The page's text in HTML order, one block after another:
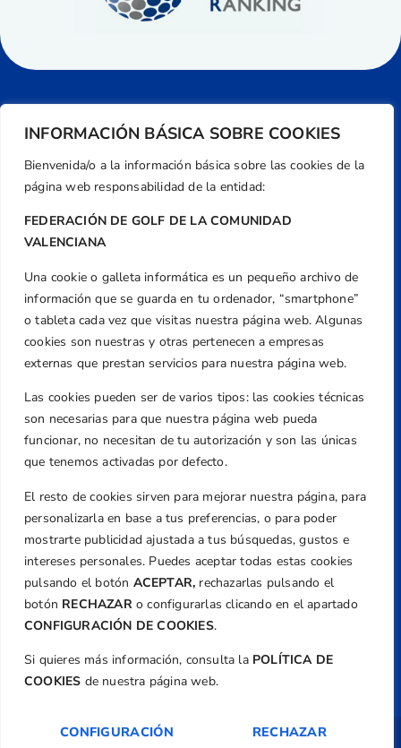
INFORMACIÓN BÁSICA SOBRE COOKIES
Bienvenida/o a la información básica sobre las cookies de la
página web responsabilidad de la entidad:
FEDERACIÓN DE GOLF DE LA COMUNIDAD
VALENCIANA
Una cookie o galleta informática es un pequeño archivo de
información que se guarda en tu ordenador, “smartphone”
o tableta cada vez que visitas nuestra página web. Algunas
cookies son nuestras y otras pertenecen a empresas
externas que prestan servicios para nuestra página web.
Las cookies pueden ser de varios tipos: las cookies técnicas
son necesarias para que nuestra página web pueda
funcionar, no necesitan de tu autorización y son las únicas
que tenemos activadas por defecto.
El resto de cookies sirven para mejorar nuestra página, para
personalizarla en base a tus preferencias, o para poder
mostrarte publicidad ajustada a tus búsquedas, gustos e
intereses personales. Puedes aceptar todas estas cookies
pulsando el botón ACEPTAR, rechazarlas pulsando el
botón RECHAZARo configurarlas clicando en el apartado
CONFIGURACIÓN DE COOKIES.
Si quieres más información, consulta la POLÍTICA DE
COOKIES de nuestra página web.
CONFIGURACIÓN RECHAZAR
Dirección
Centre de L´Esport, Carrer d'Isaac Peral i
Caballero, Nº 5, Despachos 2 y 3, 46980,
Valencia
+34 961 367 799
Email
federacion@golfcv.com
Aviso Legal
Política de Privacidad
Transparencia
Normativa
Federación